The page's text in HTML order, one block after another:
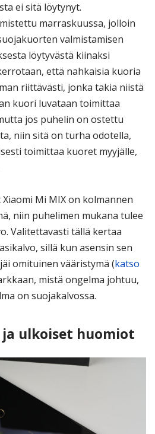
ei sitä löytynyt.
marraskuussa, jolloin
valmistamisen
löytyvästä kiinaksi
että nahkaisia kuoria
riittävästi, jonka takia niistä
kuori luvataan toimittaa
jos puhelin on ostettu
niin sitä on turha odotella,
toimittaa kuoret myyjälle,
Mi MIX on kolmannen
niin puhelimen mukana tulee
Valitettavasti tällä kertaa
sillä kun asensin sen
omituinen vääristymä (katso
mistä ongelma johtuu,
on suojakalvossa.
ulkoiset huomiot